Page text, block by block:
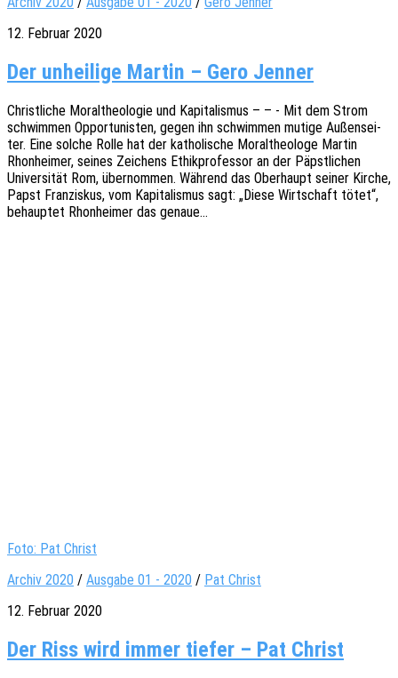
12. Februar 2020
Der unheilige Martin – Gero Jenner
Christ­li­che Moral­theo­lo­gie und Kapi­ta­lis­mus – – - Mit dem Strom
schwim­men Oppor­tu­nis­ten, gegen ihn schwim­men mutige Außen­sei­
ter. Eine solche Rolle hat der katho­li­sche Moral­theo­lo­ge Martin
Rhon­hei­mer, seines Zeichens Ethik­pro­fes­sor an der Päpst­li­chen
Univer­si­tät Rom, über­nom­men. Während das Ober­haupt seiner Kirche,
Papst Fran­zis­kus, vom Kapi­ta­lis­mus sagt: „Diese Wirt­schaft tötet“,
behaup­tet Rhon­hei­mer das genaue…
Foto: Pat Christ
Archiv 2020 / Ausgabe 01 - 2020 / Pat Christ
12. Februar 2020
Der Riss wird immer tiefer – Pat Christ